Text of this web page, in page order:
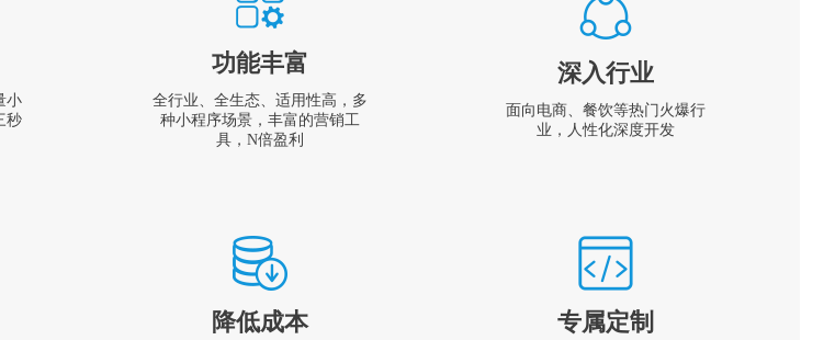
小
秒
功能丰富
全行业、全生态、适用性高，多
种小程序场景，丰富的营销工
具，N倍盈利
深入行业
面向电商、餐饮等热门火爆行
业，人性化深度开发
降低成本 专属定制